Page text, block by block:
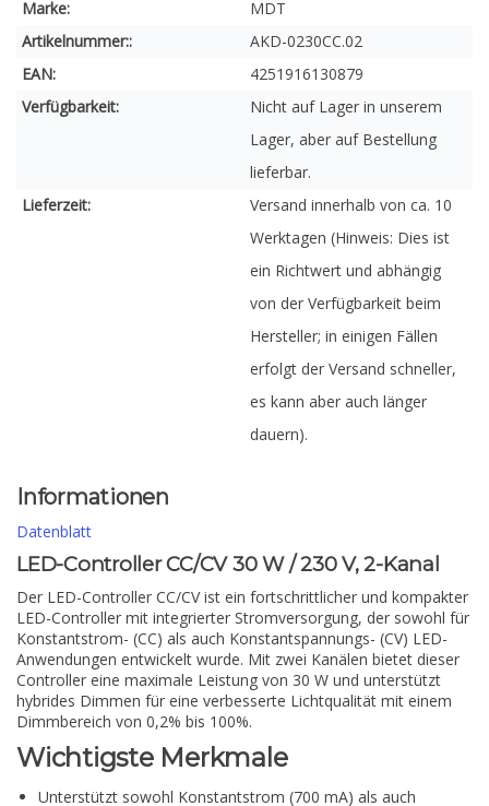
Marke:
MDT
Artikelnummer::
AKD-0230CC.02
EAN:
4251916130879
Verfügbarkeit:
Nicht auf Lager in unserem
Lager, aber auf Bestellung
lieferbar.
Lieferzeit:
Versand innerhalb von ca. 10
Werktagen (Hinweis: Dies ist
ein Richtwert und abhängig
von der Verfügbarkeit beim
Hersteller; in einigen Fällen
erfolgt der Versand schneller,
es kann aber auch länger
dauern).
Informationen
Datenblatt
LED-Controller CC/CV 30 W / 230 V, 2-Kanal
Der LED-Controller CC/CV ist ein fortschrittlicher und kompakter
LED-Controller mit integrierter Stromversorgung, der sowohl für
Konstantstrom- (CC) als auch Konstantspannungs- (CV) LED-
Anwendungen entwickelt wurde. Mit zwei Kanälen bietet dieser
Controller eine maximale Leistung von 30 W und unterstützt
hybrides Dimmen für eine verbesserte Lichtqualität mit einem
Dimmbereich von 0,2% bis 100%.
Wichtigste Merkmale
Unterstützt sowohl Konstantstrom (700 mA) als auch